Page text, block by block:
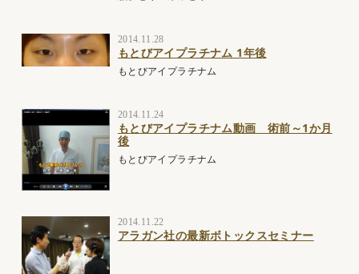
2014.11.28
もとびアイプラチナム 1年後
もとびアイプラチナム
2014.11.24
もとびアイプラチナム動画 術前～1か月
後
もとびアイプラチナム
2014.11.22
アラガン社の最新ボトックスセミナー